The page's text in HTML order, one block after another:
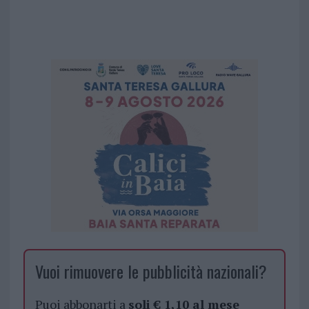
Vuoi rimuovere le pubblicità nazionali?
Puoi abbonarti a soli € 1,10 al mese